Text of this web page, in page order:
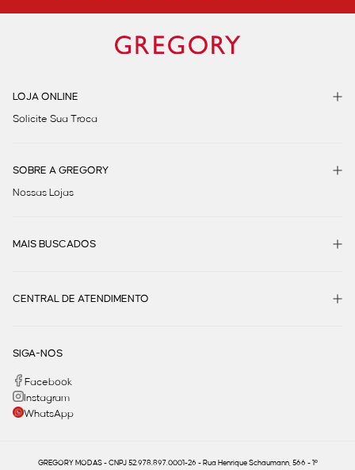
LOJA ONLINE
Solicite Sua Troca
SOBRE A GREGORY
Nossas Lojas
MAIS BUSCADOS
CENTRAL DE ATENDIMENTO
SIGA-NOS
Facebook
Instagram
WhatsApp
GREGORY MODAS - CNPJ 52.978.897.0001-26 - Rua Henrique Schaumann, 566 - 1º